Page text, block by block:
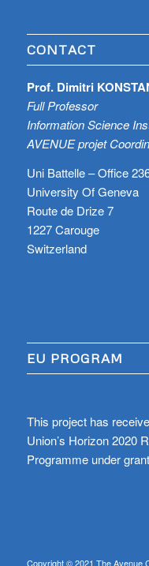
CONTACT
Prof. Dimitri
Full Professor
Information Science
AVENUE projet
Uni Battelle – Office
University Of Geneva
Route de Drize 7
1227 Carouge
Switzerland
EU PROGRAM
This project has
Union’s Horizon 2020
Programme under
Copyright © 2021 The Avenue